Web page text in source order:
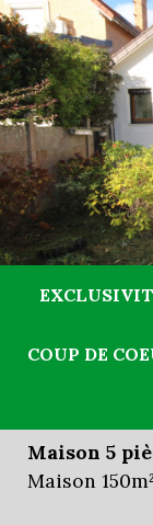
COUP DE
Maison 5
Maison